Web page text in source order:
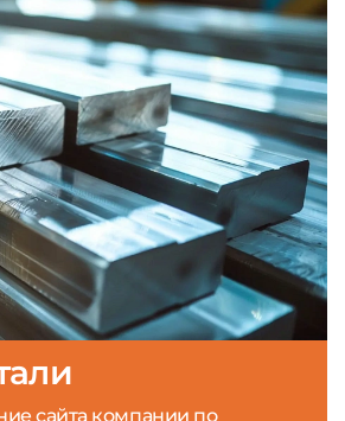
сайта компании по